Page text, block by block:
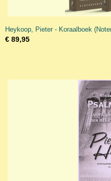
Heykoop, Pieter - Koraalboek
€ 89,95